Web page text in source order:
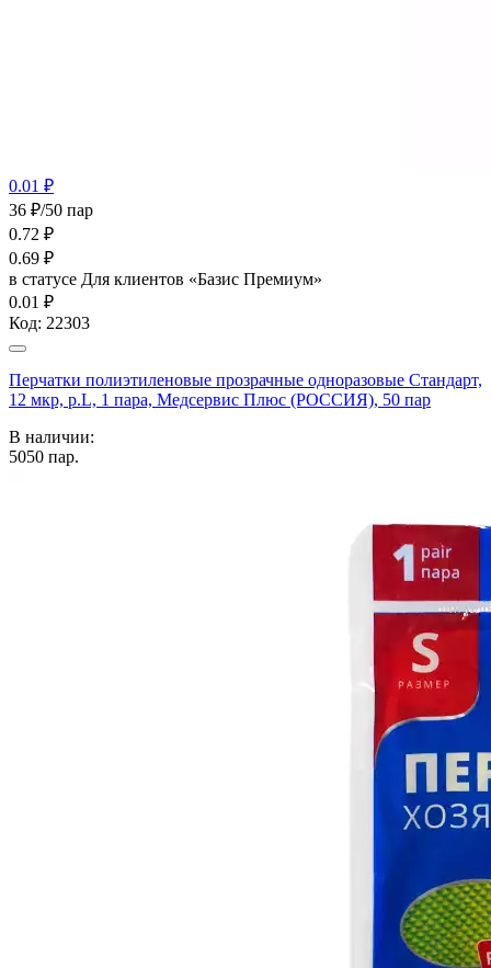
0.01 ₽
36 ₽/50 пар
0.72 ₽
0.69 ₽
в статусе Для клиентов «Базис Премиум»
0.01 ₽
Код: 22303
Перчатки полиэтиленовые прозрачные одноразовые Стандарт,
12 мкр, р.L, 1 пара, Медсервис Плюс (РОССИЯ), 50 пар
В наличии:
5050 пар.